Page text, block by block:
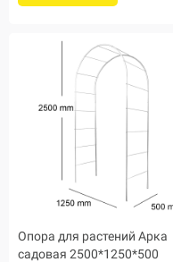
Опора для растений Арка
садовая 2500*1250*500